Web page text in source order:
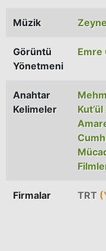
Müzik
Görüntü
Yönetmeni
Emre
Anahtar
Kelimeler
Firmalar TRT